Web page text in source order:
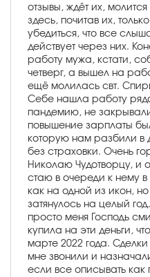
отзывы, ждёт их,
здесь, почитав их,
убедиться, что все
действует через них.
работу мужа, кстати,
четверг, а вышел на
ещё молилась свт.
Себе нашла работу
пандемию, не
повышение зарплаты
которую нам разбили в
без страховки. Очень
Николаю Чудотворцу, и
стаю в очереди к нему
как на одной из икон,
затянулось на целый
просто меня Господь
купила на эти деньги,
марте 2022 года.
мне звонили и
если все описывать как